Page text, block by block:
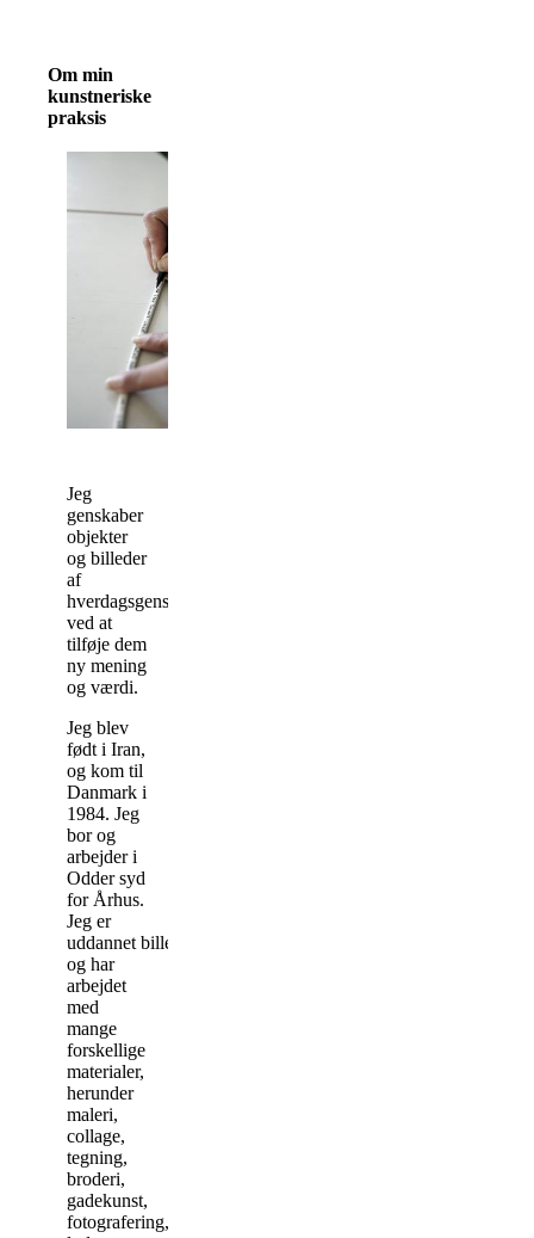
Om min
kunstneriske
praksis
Jeg
genskaber
objekter
og billeder
af
hverdagsgenstande,
ved at
tilføje dem
ny mening
og værdi.
Jeg blev
født i Iran,
og kom til
Danmark i
1984. Jeg
bor og
arbejder i
Odder syd
for Århus.
Jeg er
uddannet billedkunstner
og har
arbejdet
med
mange
forskellige
materialer,
herunder
maleri,
collage,
tegning,
broderi,
gadekunst,
fotografering,